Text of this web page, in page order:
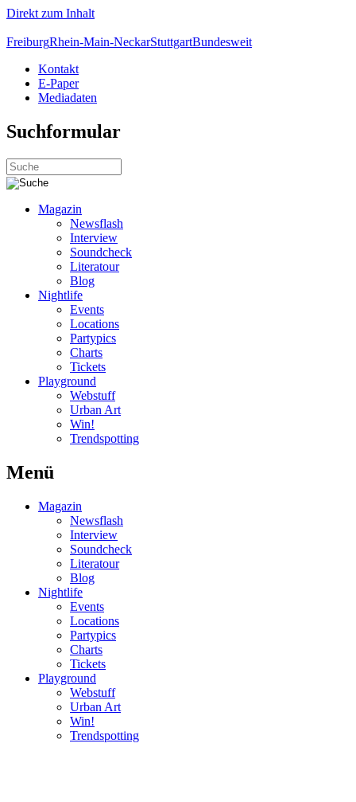
Direkt zum Inhalt
FreiburgRhein-Main-NeckarStuttgartBundesweit
Kontakt
E-Paper
Mediadaten
Suchformular
Magazin
Newsflash
Interview
Soundcheck
Literatour
Blog
Nightlife
Events
Locations
Partypics
Charts
Tickets
Playground
Webstuff
Urban Art
Win!
Trendspotting
Menü
Magazin
Newsflash
Interview
Soundcheck
Literatour
Blog
Nightlife
Events
Locations
Partypics
Charts
Tickets
Playground
Webstuff
Urban Art
Win!
Trendspotting